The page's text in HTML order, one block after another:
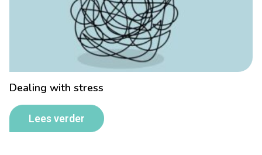
Dealing with stress
Lees verder